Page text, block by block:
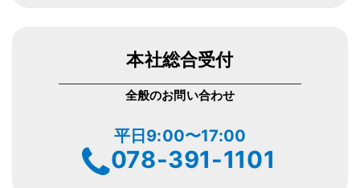
本社総合受付
全般のお問い合わせ
平日9:00〜17:00
078-391-1101